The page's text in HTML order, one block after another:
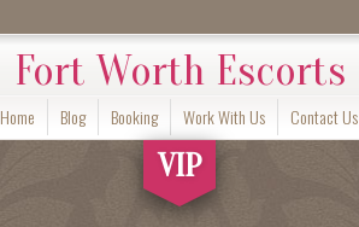
Fort Worth Escorts
Home Blog Booking Work With Us Contact Us
VIP